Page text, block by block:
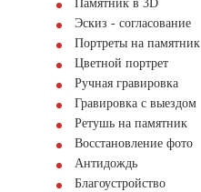
Памятник в 3D
Эскиз - согласование
Портреты на памятник
Цветной портрет
Ручная гравировка
Гравировка с выездом
Ретушь на памятник
Восстановление фото
Антидождь
Благоустройство